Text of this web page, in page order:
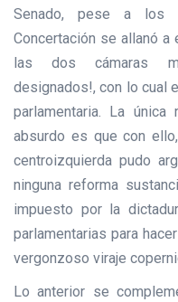
Senado, pese a los
Concertación se allanó
las dos cámaras
designados!, con lo cual
parlamentaria. La
absurdo es que con
centroizquierda pudo
ninguna reforma
impuesto por la
parlamentarias para
vergonzoso viraje
Lo anterior se